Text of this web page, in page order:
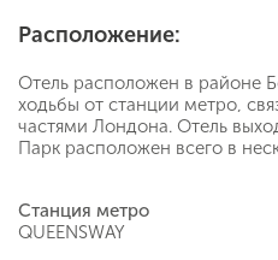
Расположение:
Отель расположен в районе
ходьбы от станции метро,
частями Лондона. Отель
Парк расположен всего в
Станция метро
QUEENSWAY